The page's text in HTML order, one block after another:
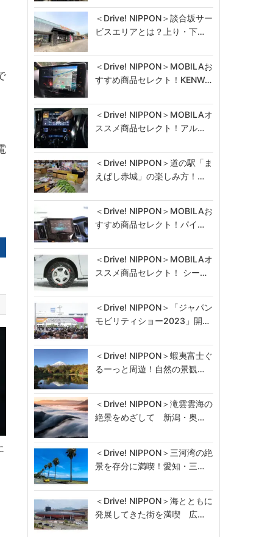
＜Drive! NIPPON＞談合坂サー
ビスエリアとは？上り・下…
＜Drive! NIPPON＞MOBILAお
すすめ商品セレクト！KENW…
＜Drive! NIPPON＞MOBILAオ
ススメ商品セレクト！アル…
＜Drive! NIPPON＞道の駅「ま
えばし赤城」の楽しみ方！…
＜Drive! NIPPON＞MOBILAお
すすめ商品セレクト！パイ…
＜Drive! NIPPON＞MOBILAオ
ススメ商品セレクト！ シー…
＜Drive! NIPPON＞「ジャパン
モビリティショー2023」開…
＜Drive! NIPPON＞蝦夷富士ぐ
るーっと周遊！自然の景観…
＜Drive! NIPPON＞滝雲雲海の
絶景をめざして 新潟・奥…
＜Drive! NIPPON＞三河湾の絶
景を存分に満喫！愛知・三…
＜Drive! NIPPON＞海とともに
発展してきた街を満喫 広…